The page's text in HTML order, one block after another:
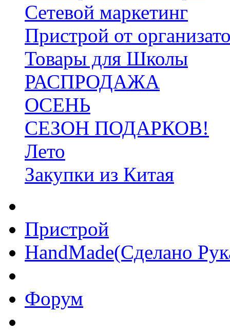
Сетевой маркетинг
Пристрой от
Товары для Школы
РАСПРОДАЖА
ОСЕНЬ
СЕЗОН ПОДАРКОВ!
Лето
Закупки из Китая
Пристрой
HandMade(Сделано
Форум